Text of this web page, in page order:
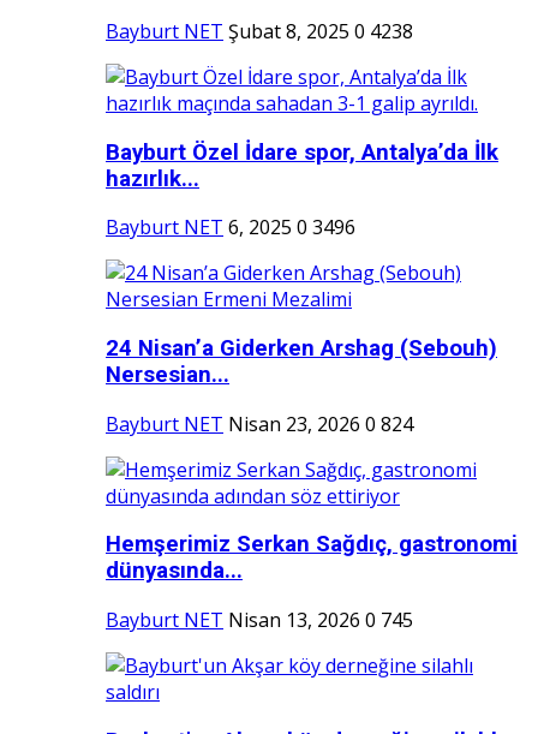
Bayburt NET Şubat 8, 2025 0 4238
Bayburt Özel İdare spor, Antalya’da İlk
hazırlık...
Bayburt NET 6, 2025 0 3496
24 Nisan’a Giderken Arshag (Sebouh)
Nersesian...
Bayburt NET Nisan 23, 2026 0 824
Hemşerimiz Serkan Sağdıç, gastronomi
dünyasında...
Bayburt NET Nisan 13, 2026 0 745